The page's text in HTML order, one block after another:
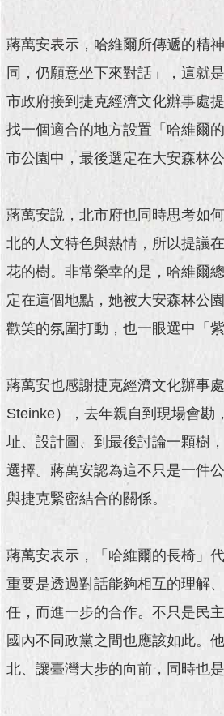
民
互
動
活
動
館
回
首
頁
網
覽
English
見
問
答
時
新
聞
澄
雙
蔣萬安表示，哈維爾所傳遞的精
同，仍願意坐下來對話」，這就
市政府接到捷克經濟文化辦事處
找一個適合的地方設置「哈維爾
市公園中，最後選定在大安森林公
蔣萬安說，北市府也同時思考如
北的人文特色與熱情，所以提議
花的樹。非常榮幸的是，哈維爾
定在這個地點，她被大安森林公
歡笑的氛圍打動，也一眼選中「紫
蔣萬安也感謝捷克經濟文化辦事
Steinke），去年親自到現場會勘
址、設計圖、到最後討論一顆樹
選擇。蔣萬安認為這不只是一件
與捷克緊密結合的關係。
蔣萬安表示，「哈維爾的長椅」
重要是透過對話能夠相互的理解
任，而進一步的合作。不只是民
國內不同政黨之間也應該如此。
北、讓臺灣大步的向前，同時也是